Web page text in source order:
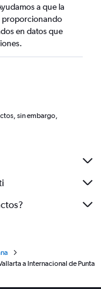
a que la
proporcionando
en datos que
sin embargo,
a Internacional de Punta